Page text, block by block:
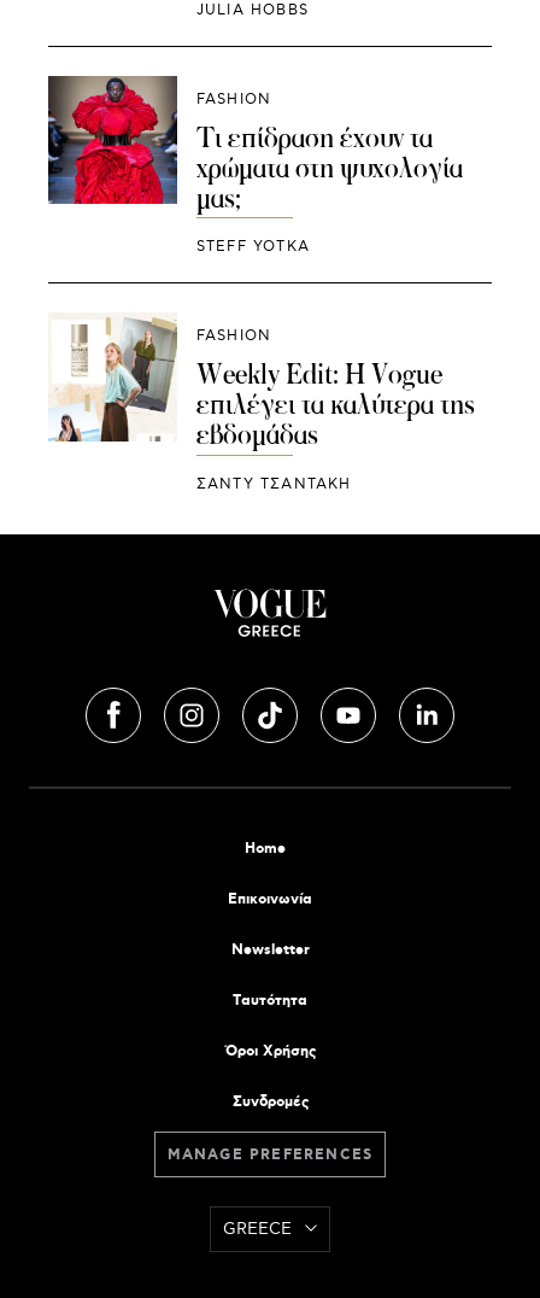
JULIA HOBBS
FASHION
Τι επίδραση έχουν τα
χρώματα στη ψυχολογία
μας;
STEFF YOTKA
FASHION
Weekly Edit: Η Vogue
επιλέγει τα καλύτερα της
εβδομάδας
ΣΑΝΤΥ ΤΣΑΝΤΑΚΗ
Home
Επικοινωνία
Newsletter
Tαυτότητα
Όροι Χρήσης
Συνδρομές
MANAGE PREFERENCES
GREECE